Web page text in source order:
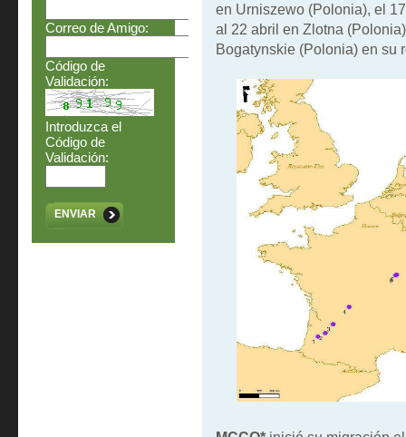
Correo de Amigo:
Código de
Validación:
Introduzca el
Código de
Validación:
ENVIAR
en Urniszewo (Polonia), el
al 22 abril en Zlotna
Bogatynskie (Polonia) en su